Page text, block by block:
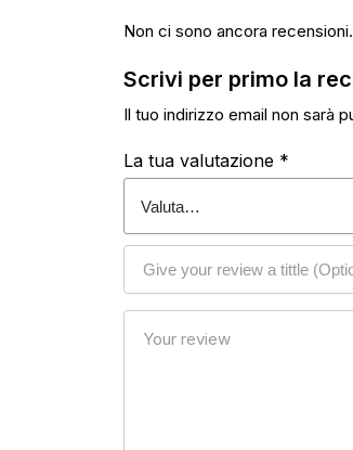
Non ci sono ancora recensioni.
Scrivi per primo la
Il tuo indirizzo email non sarà
La tua valutazione *